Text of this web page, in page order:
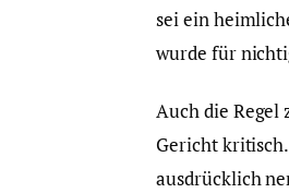
sei ein
wurde für
Auch die Regel
Gericht
ausdrücklich